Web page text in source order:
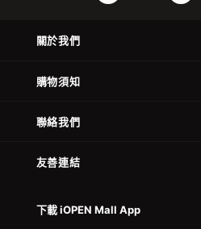
關於我們
購物須知
聯絡我們
友善連結
下載 iOPEN Mall App